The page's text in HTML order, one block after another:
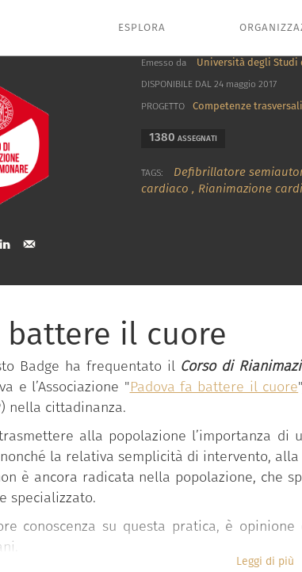
ESPLORA
Emesso da Università degli Studi
DISPONIBILE DAL 24 maggio 2017
PROGETTO
Competenze trasversali
1380 ASSEGNATI
TAGS: Defibrillatore
cardiaco , Rianimazione
battere il cuore
Badge ha frequentato il Corso di
e l’Associazione "Padova fa battere il cuore
nella cittadinanza.
alla popolazione l’importanza di
la relativa semplicità di intervento,
è ancora radicata nella popolazione, che
specializzato.
conoscenza su questa pratica, è
Leggi di più